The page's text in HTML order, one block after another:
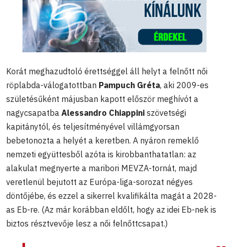
Korát meghazudtoló érettséggel áll helyt a felnőtt női
röplabda-válogatottban Pampuch Gréta, aki 2009-es
születésűként májusban kapott először meghívót a
nagycsapatba Alessandro Chiappini szövetségi
kapitánytól, és teljesítményével villámgyorsan
bebetonozta a helyét a keretben. A nyáron remeklő
nemzeti együttesből azóta is kirobbanthatatlan: az
alakulat megnyerte a maribori MEVZA-tornát, majd
veretlenül bejutott az Európa-liga-sorozat négyes
döntőjébe, és ezzel a sikerrel kvalifikálta magát a 2028-
as Eb-re. (Az már korábban eldőlt, hogy az idei Eb-nek is
biztos résztvevője lesz a női felnőttcsapat.)